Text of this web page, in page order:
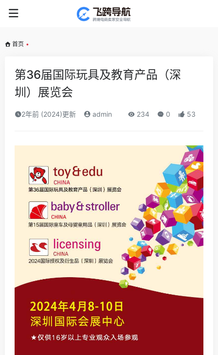
首页 •
第36届国际玩具及教育产品（深
圳）展览会
2年前 (2024)更新 admin 234 0 53